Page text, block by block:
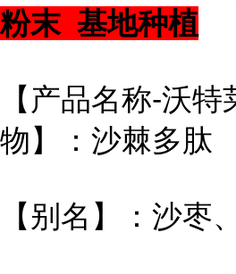
粉末 基地种植
【产品名称-沃特
物】：沙棘多肽
【别名】：沙枣